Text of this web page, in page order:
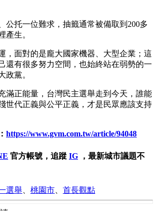
公托一位難求，抽籤通常被備取到200多
產生。
，面對的是龐大國家機器、大型企業；這
還有很多努力空間，也始終站在弱勢的一
政黨。
滿正能量，台灣民主選舉走到今天，誰能
世代正義與公平正義，才是民眾應該支持
https://www.gvm.com.tw/article/94048
官方帳號，追蹤 IG ，最新城市議題不
選舉 桃園市 首長觀點